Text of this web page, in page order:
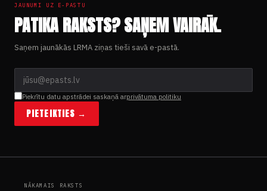
JAUNUMI UZ E-PASTU
PATIKA RAKSTS? SAŅEM VAIRĀK.
Saņem jaunākās LRMA ziņas tieši savā e-pastā.
Piekrītu datu apstrādei saskaņā arprivātuma politiku
PIETEIKTIES →
NĀKAMAIS RAKSTS